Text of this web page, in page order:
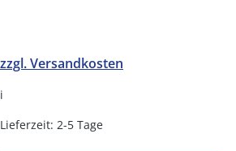
Versandkosten
2-5 Tage